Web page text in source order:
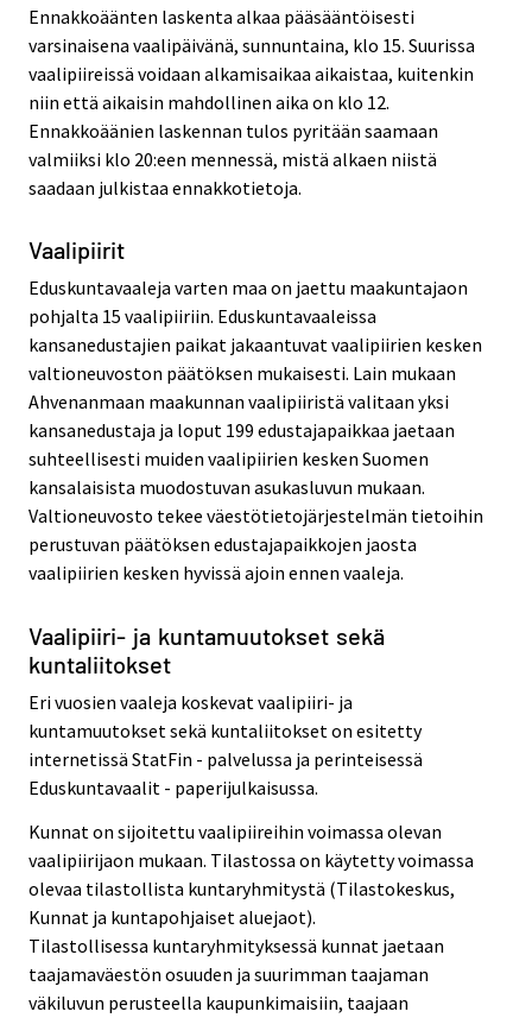
Ennakkoäänten laskenta alkaa pääsääntöisesti
varsinaisena vaalipäivänä, sunnuntaina, klo 15. Suurissa
vaalipiireissä voidaan alkamisaikaa aikaistaa, kuitenkin
niin että aikaisin mahdollinen aika on klo 12.
Ennakkoäänien laskennan tulos pyritään saamaan
valmiiksi klo 20:een mennessä, mistä alkaen niistä
saadaan julkistaa ennakkotietoja.
Vaalipiirit
Eduskuntavaaleja varten maa on jaettu maakuntajaon
pohjalta 15 vaalipiiriin. Eduskuntavaaleissa
kansanedustajien paikat jakaantuvat vaalipiirien kesken
valtioneuvoston päätöksen mukaisesti. Lain mukaan
Ahvenanmaan maakunnan vaalipiiristä valitaan yksi
kansanedustaja ja loput 199 edustajapaikkaa jaetaan
suhteellisesti muiden vaalipiirien kesken Suomen
kansalaisista muodostuvan asukasluvun mukaan.
Valtioneuvosto tekee väestötietojärjestelmän tietoihin
perustuvan päätöksen edustajapaikkojen jaosta
vaalipiirien kesken hyvissä ajoin ennen vaaleja.
Vaalipiiri- ja kuntamuutokset sekä
kuntaliitokset
Eri vuosien vaaleja koskevat vaalipiiri- ja
kuntamuutokset sekä kuntaliitokset on esitetty
internetissä StatFin - palvelussa ja perinteisessä
Eduskuntavaalit - paperijulkaisussa.
Kunnat on sijoitettu vaalipiireihin voimassa olevan
vaalipiirijaon mukaan. Tilastossa on käytetty voimassa
olevaa tilastollista kuntaryhmitystä (Tilastokeskus,
Kunnat ja kuntapohjaiset aluejaot).
Tilastollisessa kuntaryhmityksessä kunnat jaetaan
taajamaväestön osuuden ja suurimman taajaman
väkiluvun perusteella kaupunkimaisiin, taajaan